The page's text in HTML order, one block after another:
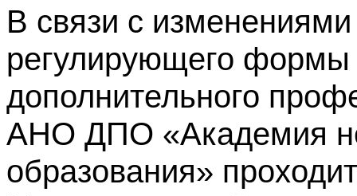
В связи с изменениями
регулирующего формы
дополнительного
АНО ДПО «Академия
образования»